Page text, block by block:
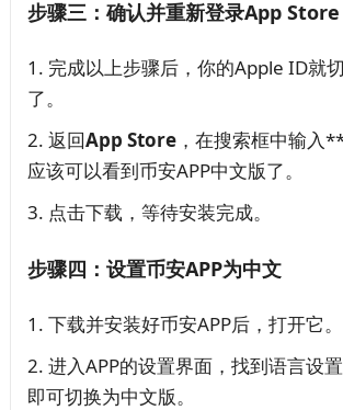
步骤三：确认并重新登录App Store
完成以上步骤后，你的Apple ID就
了。
返回App Store，在搜索框中输入
应该可以看到币安APP中文版了。
点击下载，等待安装完成。
步骤四：设置币安APP为中文
下载并安装好币安APP后，打开它。
进入APP的设置界面，找到语言设
即可切换为中文版。